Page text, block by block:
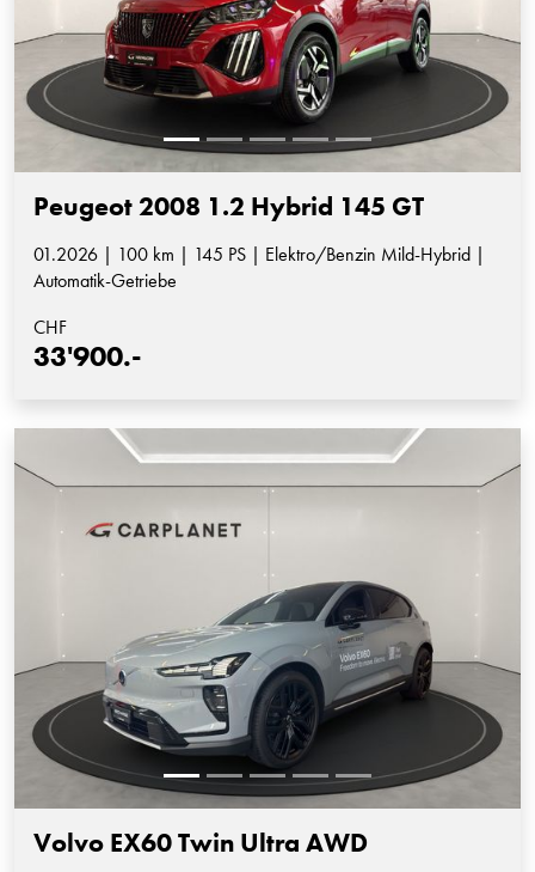
Peugeot 2008 1.2 Hybrid 145 GT
01.2026 | 100 km | 145 PS | Elektro/Benzin Mild-Hybrid |
Automatik-Getriebe
CHF
33'900.-
Volvo EX60 Twin Ultra AWD